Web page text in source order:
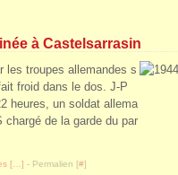
à Castelsarrasin
les troupes allemandes s
froid dans le dos. J-P
heures, un soldat allema
chargé de la garde du par
[ ] - Permalien [#]